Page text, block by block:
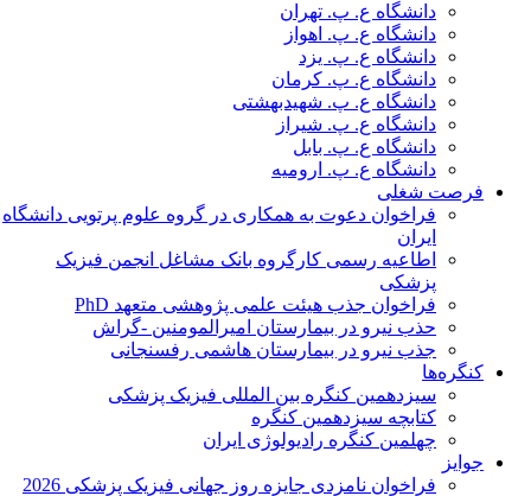
دانشگاه ع. پ. تهران
دانشگاه ع. پ. اهواز
دانشگاه ع. پ. یزد
دانشگاه ع. پ. کرمان
دانشگاه ع. پ. شهید‌بهشتی
دانشگاه ع. پ. شیراز
دانشگاه ع. پ. بابل
دانشگاه ع. پ. ارومیه
فرصت شغلی
فراخوان دعوت به همکاری در گروه علوم پرتویی دانشگاه
ایران
اطاعیه رسمی کارگروه بانک مشاغل انجمن فیزیک
پزشکی
فراخوان جذب هیئت علمی پژوهشی متعهد PhD
حذب نیرو در بیمارستان امیرالمومنین -گراش
جذب نیرو در بیمارستان هاشمی رفسنجانی
کنگره‌ها
سیزدهمین کنگره بین المللی فیزیک پزشکی
کتابچه سیزدهمین کنگره
چهلمین کنگره رادیولوژی ایران
جوایز
فراخوان نامزدی جایزه روز جهانی فیزیک پزشکی 2026